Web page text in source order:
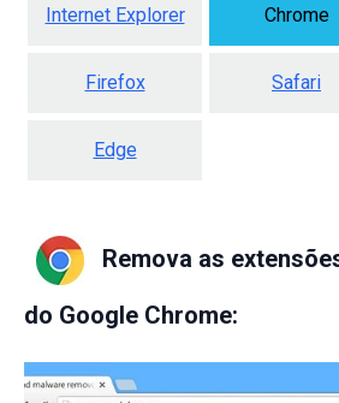
Internet Explorer Chrome
Firefox Safari
Edge
Remova as
do Google Chrome: